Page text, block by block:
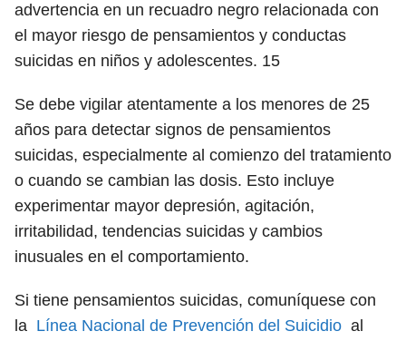
advertencia en un recuadro negro relacionada con
el mayor riesgo de pensamientos y conductas
suicidas en niños y adolescentes. 15
Se debe vigilar atentamente a los menores de 25
años para detectar signos de pensamientos
suicidas, especialmente al comienzo del tratamiento
o cuando se cambian las dosis. Esto incluye
experimentar mayor depresión, agitación,
irritabilidad, tendencias suicidas y cambios
inusuales en el comportamiento.
Si tiene pensamientos suicidas, comuníquese con
la Línea Nacional de Prevención del Suicidio al